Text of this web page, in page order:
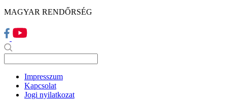
MAGYAR RENDŐRSÉG
Impresszum
Kapcsolat
Jogi nyilatkozat